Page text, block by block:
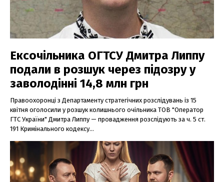
Ексочільника ОГТСУ Дмитра Липпу
подали в розшук через підозру у
заволодінні 14,8 млн грн
Правоохоронці з Департаменту стратегічних розслідувань із 15
квітня оголосили у розшук колишнього очільника ТОВ "Оператор
ГТС України" Дмитра Липпу — провадження розслідують за ч. 5 ст.
191 Кримінального кодексу...